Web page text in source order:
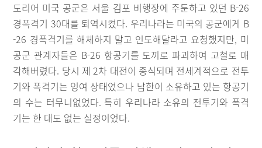
도리어 미국 공군은 서울 김포 비행장에 주둔하고 있던 B-26
경폭격기 30대를 퇴역시켰다. 우리나라는 미국의 공군에게 B
-26 경폭격기를 해체하지 말고 인도해달라고 요청했지만, 미
공군 관계자들은 B-26 항공기를 도끼로 파괴하여 고철로 매
각해버렸다. 당시 제 2차 대전이 종식되며 전세계적으로 전투
기와 폭격기는 잉여 상태였으나 남한이 소유하고 있는 항공기
의 수는 터무니없었다. 특히 우리나라 소유의 전투기와 폭격
기는 한 대도 없는 실정이었다.